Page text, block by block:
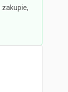
zakupie,